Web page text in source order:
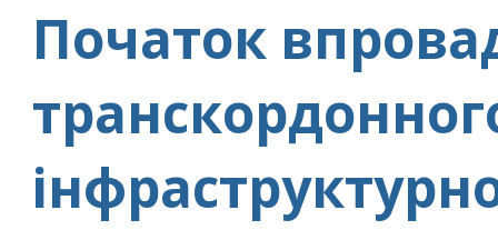
Початок